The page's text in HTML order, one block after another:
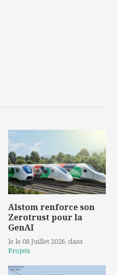
Alstom renforce son
Zerotrust pour la
GenAI
le le 08 Juillet 2026, dans
Projets